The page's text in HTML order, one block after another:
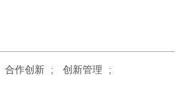
合作创新 ; 创新管理 ;